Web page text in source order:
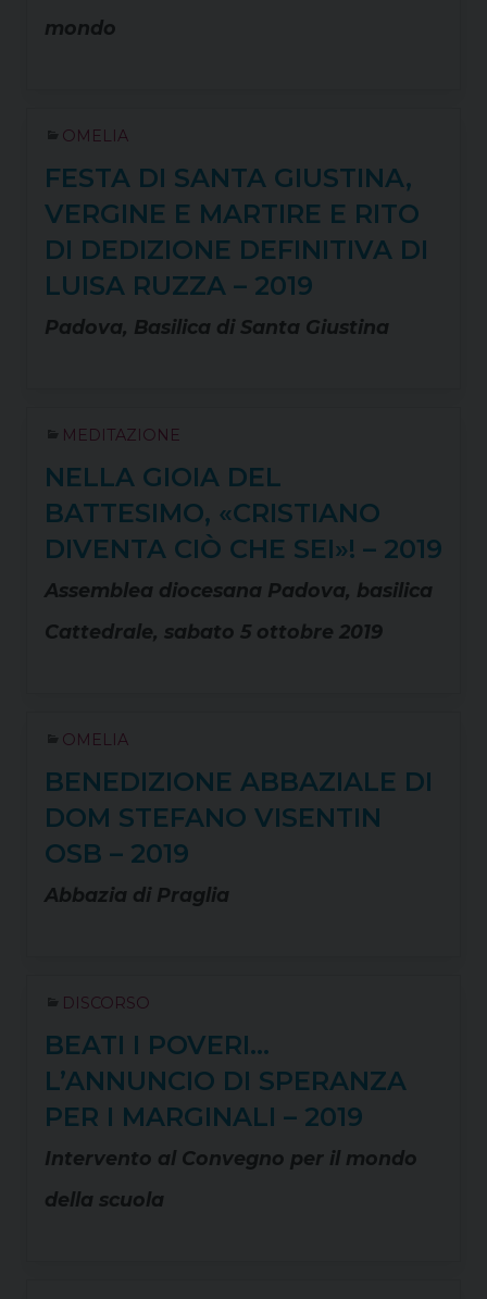
mondo
OMELIA
FESTA DI SANTA GIUSTINA,
VERGINE E MARTIRE E RITO
DI DEDIZIONE DEFINITIVA DI
LUISA RUZZA – 2019
Padova, Basilica di Santa Giustina
MEDITAZIONE
NELLA GIOIA DEL
BATTESIMO, «CRISTIANO
DIVENTA CIÒ CHE SEI»! – 2019
Assemblea diocesana Padova, basilica
Cattedrale, sabato 5 ottobre 2019
OMELIA
BENEDIZIONE ABBAZIALE DI
DOM STEFANO VISENTIN
OSB – 2019
Abbazia di Praglia
DISCORSO
BEATI I POVERI…
L’ANNUNCIO DI SPERANZA
PER I MARGINALI – 2019
Intervento al Convegno per il mondo
della scuola